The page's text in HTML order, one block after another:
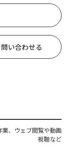
い合わせる
、ウェブ閲覧や動画
視聴など